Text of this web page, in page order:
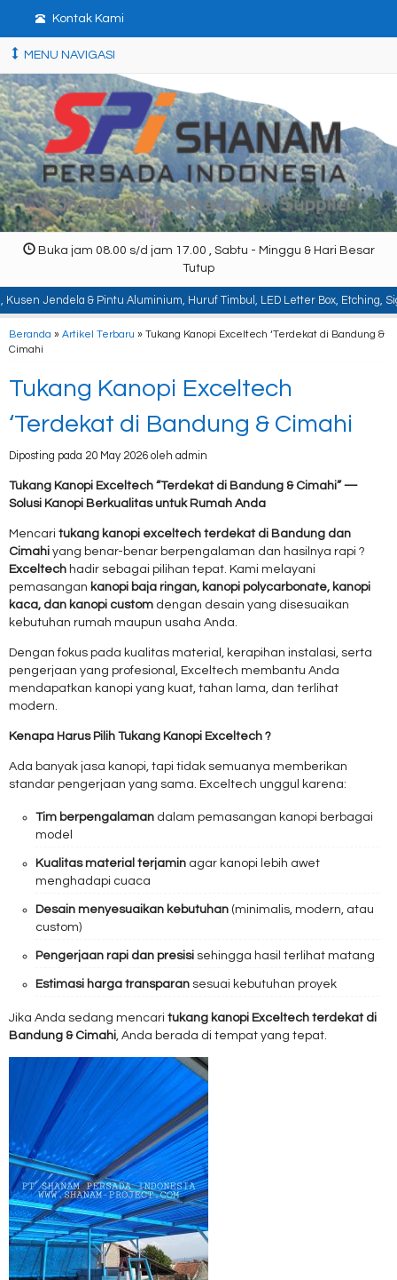
Kontak Kami
MENU NAVIGASI
Buka jam 08.00 s/d jam 17.00 , Sabtu - Minggu & Hari Besar
Tutup
Jendela & Pintu Aluminium, Huruf Timbul, LED Letter Box, Etching,
Beranda » Artikel Terbaru » Tukang Kanopi Exceltech ‘Terdekat di Bandung &
Cimahi
Tukang Kanopi Exceltech
‘Terdekat di Bandung & Cimahi
Diposting pada 20 May 2026 oleh admin
Tukang Kanopi Exceltech “Terdekat di Bandung & Cimahi” —
Solusi Kanopi Berkualitas untuk Rumah Anda
Mencari tukang kanopi exceltech terdekat di Bandung dan
Cimahi yang benar-benar berpengalaman dan hasilnya rapi ?
Exceltech hadir sebagai pilihan tepat. Kami melayani
pemasangan kanopi baja ringan, kanopi polycarbonate, kanopi
kaca, dan kanopi custom dengan desain yang disesuaikan
kebutuhan rumah maupun usaha Anda.
Dengan fokus pada kualitas material, kerapihan instalasi, serta
pengerjaan yang profesional, Exceltech membantu Anda
mendapatkan kanopi yang kuat, tahan lama, dan terlihat
modern.
Kenapa Harus Pilih Tukang Kanopi Exceltech ?
Ada banyak jasa kanopi, tapi tidak semuanya memberikan
standar pengerjaan yang sama. Exceltech unggul karena:
Tim berpengalaman dalam pemasangan kanopi berbagai
model
Kualitas material terjamin agar kanopi lebih awet
menghadapi cuaca
Desain menyesuaikan kebutuhan (minimalis, modern, atau
custom)
Pengerjaan rapi dan presisi sehingga hasil terlihat matang
Estimasi harga transparan sesuai kebutuhan proyek
Jika Anda sedang mencari tukang kanopi Exceltech terdekat di
Bandung & Cimahi, Anda berada di tempat yang tepat.